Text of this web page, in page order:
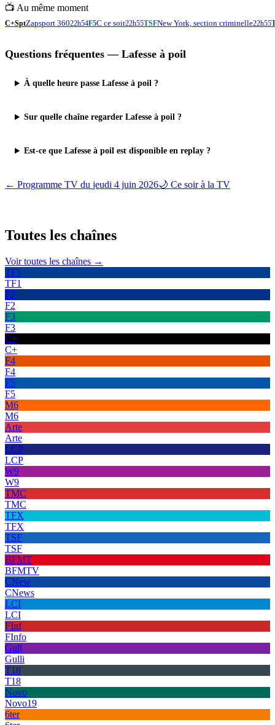
📺 Au même moment
C+SptZapsport 36022h54F5C ce soir22h55TSFNew York, section criminelle22h55
Questions fréquentes — Lafesse à poil
À quelle heure passe Lafesse à poil ?
Sur quelle chaîne regarder Lafesse à poil ?
Est-ce que Lafesse à poil est disponible en replay ?
← Programme TV du jeudi 4 juin 2026🌙 Ce soir à la TV
Toutes les chaînes
Voir toutes les chaînes →
TF1
TF1
F2
F2
F3
F3
C+
C+
F4
F4
F5
F5
M6
M6
Arte
Arte
LCP
LCP
W9
W9
TMC
TMC
TFX
TFX
TSF
TSF
BFMT
BFMTV
CNew
CNews
LCI
LCI
FInf
FInfo
Gull
Gulli
T18
T18
Novo
Novo19
6ter